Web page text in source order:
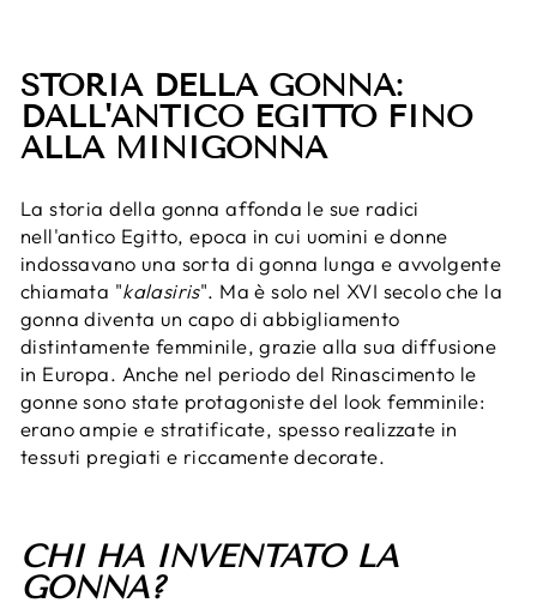
STORIA DELLA GONNA:
DALL'ANTICO EGITTO FINO
ALLA MINIGONNA
La storia della gonna affonda le sue radici
nell'antico Egitto, epoca in cui uomini e donne
indossavano una sorta di gonna lunga e avvolgente
chiamata "kalasiris". Ma è solo nel XVI secolo che la
gonna diventa un capo di abbigliamento
distintamente femminile, grazie alla sua diffusione
in Europa. Anche nel periodo del Rinascimento le
gonne sono state protagoniste del look femminile:
erano ampie e stratificate, spesso realizzate in
tessuti pregiati e riccamente decorate.
CHI HA INVENTATO LA
GONNA?